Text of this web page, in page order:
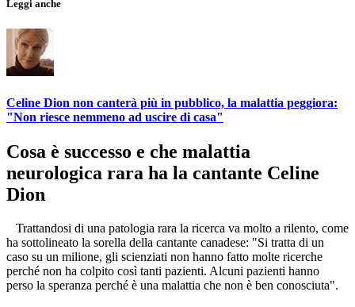
Leggi anche
Celine Dion non canterà più in pubblico, la malattia peggiora:
"Non riesce nemmeno ad uscire di casa"
Cosa è successo e che malattia
neurologica rara ha la cantante Celine
Dion
Trattandosi di una patologia rara la ricerca va molto a rilento, come
ha sottolineato la sorella della cantante canadese: "Si tratta di un
caso su un milione, gli scienziati non hanno fatto molte ricerche
perché non ha colpito così tanti pazienti. Alcuni pazienti hanno
perso la speranza perché è una malattia che non è ben conosciuta".